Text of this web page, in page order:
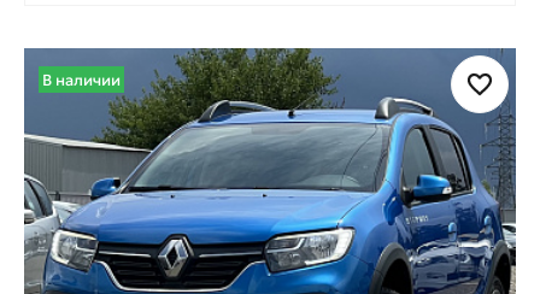
В наличии